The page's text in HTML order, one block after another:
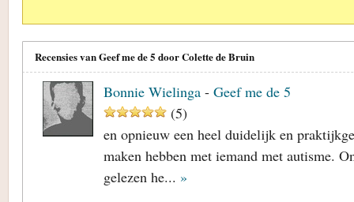
Recensies van Geef me de 5 door Colette de Bruin
Bonnie Wielinga - Geef me de 5
(5)
en opnieuw een heel duidelijk en
maken hebben met iemand met autisme.
gelezen he... »